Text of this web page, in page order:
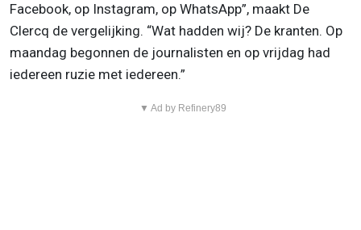
Facebook, op Instagram, op WhatsApp”, maakt De
Clercq de vergelijking. “Wat hadden wij? De kranten. Op
maandag begonnen de journalisten en op vrijdag had
iedereen ruzie met iedereen.”
▼ Ad by Refinery89